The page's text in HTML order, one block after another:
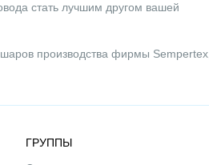
стать лучшим другом вашей
производства фирмы Sempertex,
ГРУППЫ